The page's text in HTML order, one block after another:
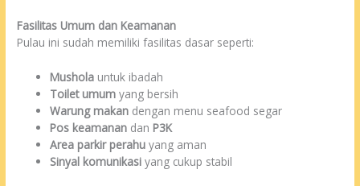
Fasilitas Umum dan Keamanan
Pulau ini sudah memiliki fasilitas dasar seperti:
Mushola untuk ibadah
Toilet umum yang bersih
Warung makan dengan menu seafood segar
Pos keamanan dan P3K
Area parkir perahu yang aman
Sinyal komunikasi yang cukup stabil